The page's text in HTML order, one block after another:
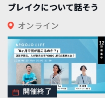
ブレイクについて話そう
オンライン
開催終了